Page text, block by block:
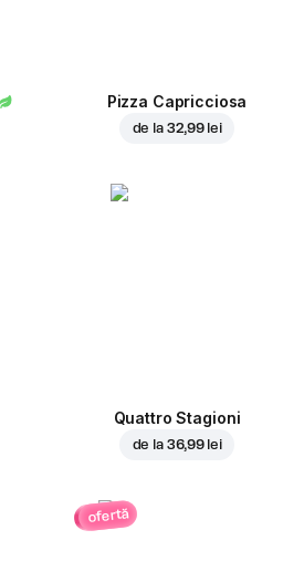
Pizza Capricciosa
de la 32,99 lei
Quattro Stagioni
de la 36,99 lei
ofertă